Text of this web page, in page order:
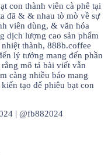
con thành viên cà phê tại
đã & & nhau tò mò về sự
viên dùng, & văn hóa
dịch lượng cao sản phẩm
thành, 888b.coffee
lý tưởng mang đến phần
mô tả bài viết vẫn
càng nhiều báo mang
tạo để phiêu bạt con
| @fb882024